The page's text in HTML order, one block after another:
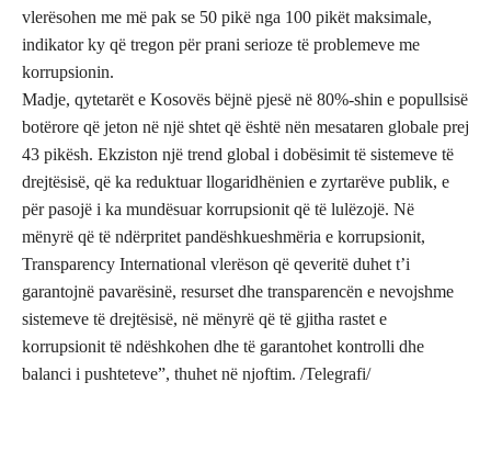
vlerësohen me më pak se 50 pikë nga 100 pikët maksimale,
indikator ky që tregon për prani serioze të problemeve me
korrupsionin.
Madje, qytetarët e Kosovës bëjnë pjesë në 80%-shin e popullsisë
botërore që jeton në një shtet që është nën mesataren globale prej
43 pikësh. Ekziston një trend global i dobësimit të sistemeve të
drejtësisë, që ka reduktuar llogaridhënien e zyrtarëve publik, e
për pasojë i ka mundësuar korrupsionit që të lulëzojë. Në
mënyrë që të ndërpritet pandëshkueshmëria e korrupsionit,
Transparency International vlerëson që qeveritë duhet t’i
garantojnë pavarësinë, resurset dhe transparencën e nevojshme
sistemeve të drejtësisë, në mënyrë që të gjitha rastet e
korrupsionit të ndëshkohen dhe të garantohet kontrolli dhe
balanci i pushteteve”, thuhet në njoftim. /Telegrafi/